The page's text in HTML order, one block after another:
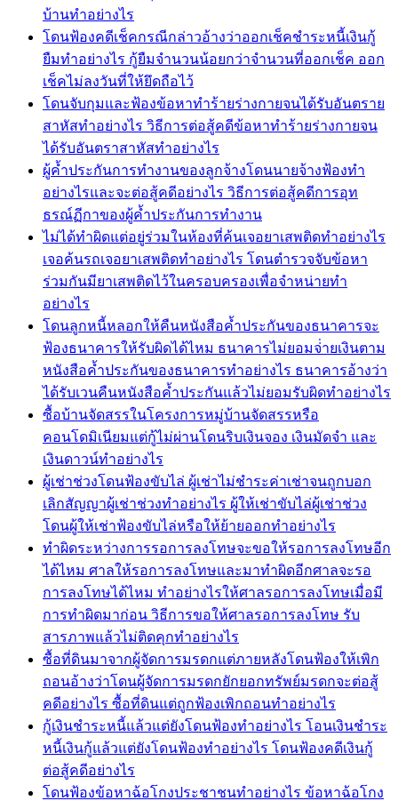
บ้านทำอย่างไร
โดนฟ้องคดีเช็คกรณีกล่าวอ้างว่าออกเช็คชำระหนี้เงินกู้
ยืมทำอย่างไร กู้ยืมจำนวนน้อยกว่าจำนวนที่ออกเช็ค ออก
เช็คไม่ลงวันที่ให้ยึดถือไว้
โดนจับกุมและฟ้องข้อหาทำร้ายร่างกายจนได้รับอันตราย
สาหัสทำอย่างไร วิธีการต่อสู้คดีข้อหาทำร้ายร่างกายจน
ได้รับอันตราสาหัสทำอย่างไร
ผู้ค้ำประกันการทำงานของลูกจ้างโดนนายจ้างฟ้องทำ
อย่างไรและจะต่อสู้คดีอย่างไร วิธีการต่อสู้คดีการอุท
ธรณ์ฏีกาของผู้ค้ำประกันการทำงาน
ไม่ได้ทำผิดแต่อยู่ร่วมในห้องที่ค้นเจอยาเสพติดทำอย่างไร
เจอค้นรถเจอยาเสพติดทำอย่างไร โดนตำรวจจับข้อหา
ร่วมกันมียาเสพติดไว้ในครอบครองเพื่อจำหน่ายทำ
อย่างไร
โดนลูกหนี้หลอกให้คืนหนังสือค้ำประกันของธนาคารจะ
ฟ้องธนาคารให้รับผิดได้ไหม ธนาคารไม่ยอมจ่่ายเงินตาม
หนังสือค้ำประกันของธนาคารทำอย่างไร ธนาคารอ้างว่า
ได้รับเวนคืนหนังสือค้ำประกันแล้วไม่ยอมรับผิดทำอย่างไร
ซื้อบ้านจัดสรรในโครงการหมู่บ้านจัดสรรหรือ
คอนโดมิเนียมแต่กู้ไม่ผ่านโดนริบเงินจอง เงินมัดจำ และ
เงินดาวน์ทำอย่างไร
ผู้เช่าช่วงโดนฟ้องขับไล่ ผู้เช่าไม่ชำระค่าเช่าจนถูกบอก
เลิกสัญญาผู้เช่าช่วงทำอย่างไร ผู้ให้เช่าขับไล่ผู้เช่าช่วง
โดนผู้ให้เช่าฟ้องขับไล่หรือให้ย้ายออกทำอย่างไร
ทำผิดระหว่างการรอการลงโทษจะขอให้รอการลงโทษอีก
ได้ไหม ศาลให้รอการลงโทษและมาทำผิดอีกศาลจะรอ
การลงโทษได้ไหม ทำอย่างไรให้ศาลรอการลงโทษเมื่อมี
การทำผิดมาก่อน วิธีการขอให้ศาลรอการลงโทษ รับ
สารภาพแล้วไม่ติดคุกทำอย่างไร
ซื้อที่ดินมาจากผู้จัดการมรดกแต่ภายหลังโดนฟ้องให้เพิก
ถอนอ้างว่าโดนผู้จัดการมรดกยักยอกทรัพย์มรดกจะต่อสู้
คดีอย่างไร ซื้อที่ดินแต่ถูกฟ้องเพิกถอนทำอย่างไร
กู้เงินชำระหนี้แล้วแต่ยังโดนฟ้องทำอย่างไร โอนเงินชำระ
หนี้เงินกู้แล้วแต่ยังโดนฟ้องทำอย่างไร โดนฟ้องคดีเงินกู้
ต่อสู้คดีอย่างไร
โดนฟ้องข้อหาฉ้อโกงประชาชนทำอย่างไร ข้อหาฉ้อโกง